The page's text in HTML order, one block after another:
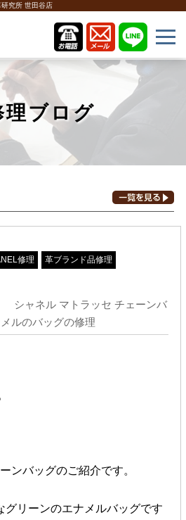
究所 世田谷店
理ブログ
修理 革ブランド品修理
シャネル マトラッセ チェーンバ
ルのバッグの修理
ンバッグのご紹介です。
グリーンのエナメルバッグです